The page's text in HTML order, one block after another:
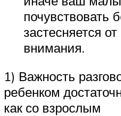
почувствовать
застесняется
внимания.
1) Важность
ребенком
как со взрослым